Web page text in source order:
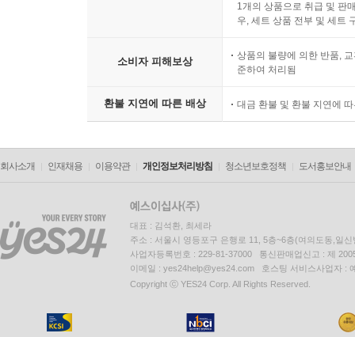
1개의 상품으로 취급 및 판
우, 세트 상품 전부 및 세트
소비자 피해보상
상품의 불량에 의한 반품,
준하여 처리됨
환불 지연에 따른 배상 대금 환불 및 환불 지연에
회사소개 인재채용 이용약관 개인정보처리방침 청소년보호정책 도서홍보안내
대표 : 김석환, 최세라
주소 : 서울시 영등포구 은행로 11, 5층~6층(여의도동,일신
사업자등록번호 : 229-81-37000 통신판매업신고 : 제
이메일 : yes24help@yes24.com 호스팅 서비스사업자 :
Copyright ⓒ YES24 Corp. All Rights Reserved.